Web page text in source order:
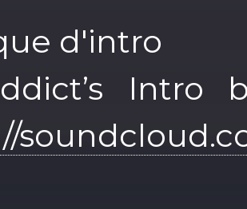
d'intro
Intro